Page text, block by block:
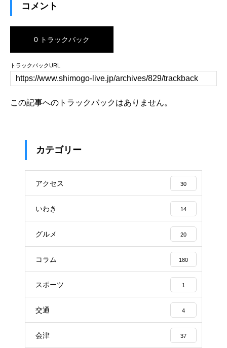
コメント
0 トラックバック
トラックバックURL
この記事へのトラックバックはありません。
カテゴリー
アクセス 30
いわき 14
グルメ 20
コラム 180
スポーツ 1
交通 4
会津 37